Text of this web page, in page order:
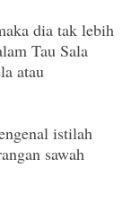
dia tak lebih
Tau Sala
atau
istilah
sawah